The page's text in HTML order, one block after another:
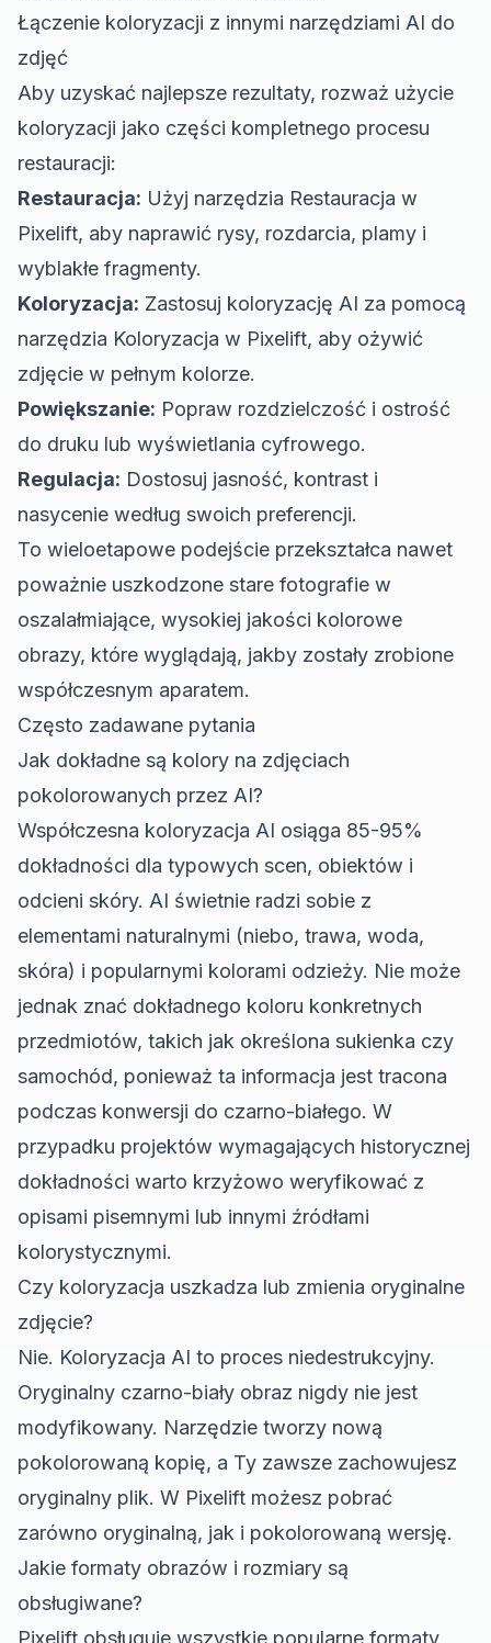
Łączenie koloryzacji z innymi narzędziami AI do
zdjęć
Aby uzyskać najlepsze rezultaty, rozważ użycie
koloryzacji jako części kompletnego procesu
restauracji:
Restauracja: Użyj narzędzia Restauracja w
Pixelift, aby naprawić rysy, rozdarcia, plamy i
wyblakłe fragmenty.
Koloryzacja: Zastosuj koloryzację AI za pomocą
narzędzia Koloryzacja w Pixelift, aby ożywić
zdjęcie w pełnym kolorze.
Powiększanie: Popraw rozdzielczość i ostrość
do druku lub wyświetlania cyfrowego.
Regulacja: Dostosuj jasność, kontrast i
nasycenie według swoich preferencji.
To wieloetapowe podejście przekształca nawet
poważnie uszkodzone stare fotografie w
oszalałmiające, wysokiej jakości kolorowe
obrazy, które wyglądają, jakby zostały zrobione
współczesnym aparatem.
Często zadawane pytania
Jak dokładne są kolory na zdjęciach
pokolorowanych przez AI?
Współczesna koloryzacja AI osiąga 85-95%
dokładności dla typowych scen, obiektów i
odcieni skóry. AI świetnie radzi sobie z
elementami naturalnymi (niebo, trawa, woda,
skóra) i popularnymi kolorami odzieży. Nie może
jednak znać dokładnego koloru konkretnych
przedmiotów, takich jak określona sukienka czy
samochód, ponieważ ta informacja jest tracona
podczas konwersji do czarno-białego. W
przypadku projektów wymagających historycznej
dokładności warto krzyżowo weryfikować z
opisami pisemnymi lub innymi źródłami
kolorystycznymi.
Czy koloryzacja uszkadza lub zmienia oryginalne
zdjęcie?
Nie. Koloryzacja AI to proces niedestrukcyjny.
Oryginalny czarno-biały obraz nigdy nie jest
modyfikowany. Narzędzie tworzy nową
pokolorowaną kopię, a Ty zawsze zachowujesz
oryginalny plik. W Pixelift możesz pobrać
zarówno oryginalną, jak i pokolorowaną wersję.
Jakie formaty obrazów i rozmiary są
obsługiwane?
Pixelift obsługuje wszystkie popularne formaty